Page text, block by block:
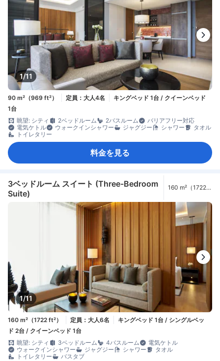
1/11
90 m²（969 ft²） 定員：大人4名
キングベッド 1台 / クイーンベッド
1台
眺望: シティ
2ベッドルーム 2バスルーム
バリアフリー対応
電気ケトル
ウォークインシャワー ジャグジー シャワー
タオル
トイレタリー
料金を見る
3ベッドルーム スイート (Three-Bedroom
Suite)
160 m²（1722
1/11
160 m²（1722 ft²） 定員：大人6名
キングベッド 1台 / シングルベッ
ド 2台 / クイーンベッド 1台
眺望: シティ
3ベッドルーム 4バスルーム
電気ケトル
ウォークインシャワー
ジャグジー シャワー
タオル
トイレタリー
バスタブ